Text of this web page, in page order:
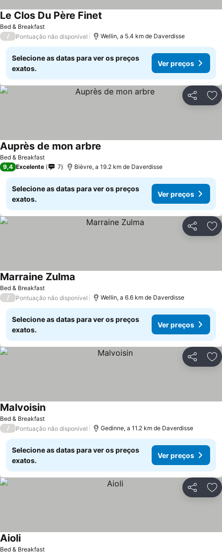
Bed & Breakfast
Le Clos Du Père Finet
/ Pontuação não disponível Wellin, a 5.4 km de Daverdisse
Selecione as datas para ver os preços
exatos.
Ver preços
Partilhar
Bed & Breakfast
Auprès de mon arbre
9,4 Excelente 7 Bièvre, a 19.2 km de Daverdisse
Selecione as datas para ver os preços
exatos.
Ver preços
Partilhar
Bed & Breakfast
Marraine Zulma
/ Pontuação não disponível Wellin, a 6.6 km de Daverdisse
Selecione as datas para ver os preços
exatos.
Ver preços
Partilhar
Bed & Breakfast
MalvoisinVer preços
/ Pontuação não disponível Gedinne, a 11.2 km de Daverdisse
Selecione as datas para ver os preços
exatos.
Ver preços
Partilhar
Bed & Breakfast
AioliVer preços